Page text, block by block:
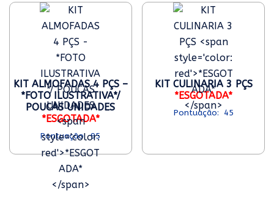
KIT ALMOFADAS 4 PÇS –
*FOTO ILUSTRATIVA*/
POUCAS UNIDADES
*ESGOTADA*
95
KIT CULINARIA 3 PÇS
*ESGOTADA*
45